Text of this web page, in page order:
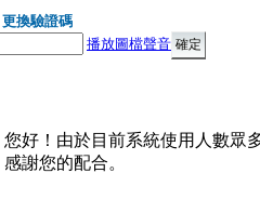
更換驗證碼
播放圖檔聲音
好！由於目前系統使用人數眾
謝您的配合。